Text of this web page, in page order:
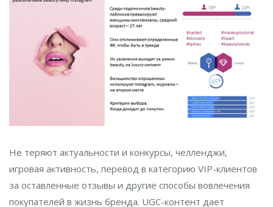
Не теряют актуальности и конкурсы, челленджи,
игровая активность, перевод в категорию VIP-клиентов
за оставленные отзывы и другие способы вовлечения
покупателей в жизнь бренда. UGC-контент дает